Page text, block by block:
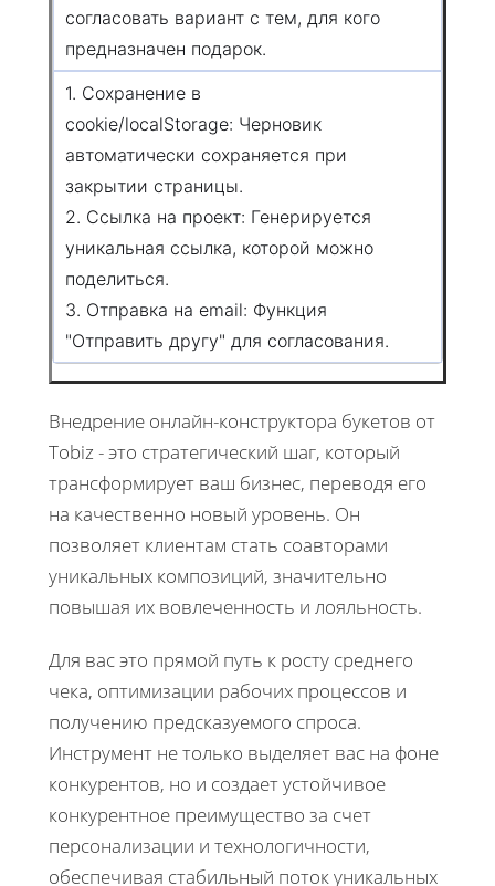
согласовать вариант с тем, для кого
предназначен подарок.
1. Сохранение в
cookie/localStorage: Черновик
автоматически сохраняется при
закрытии страницы.
2. Ссылка на проект: Генерируется
уникальная ссылка, которой можно
поделиться.
3. Отправка на email: Функция
"Отправить другу" для согласования.
Внедрение онлайн-конструктора букетов от
Tobiz - это стратегический шаг, который
трансформирует ваш бизнес, переводя его
на качественно новый уровень. Он
позволяет клиентам стать соавторами
уникальных композиций, значительно
повышая их вовлеченность и лояльность.
Для вас это прямой путь к росту среднего
чека, оптимизации рабочих процессов и
получению предсказуемого спроса.
Инструмент не только выделяет вас на фоне
конкурентов, но и создает устойчивое
конкурентное преимущество за счет
персонализации и технологичности,
обеспечивая стабильный поток уникальных